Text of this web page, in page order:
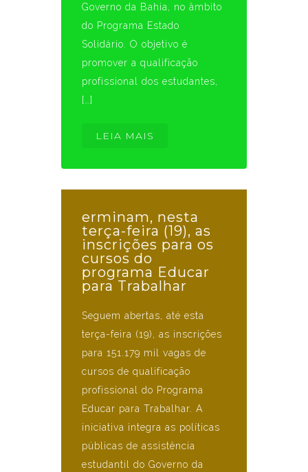
Governo da Bahia, no âmbito
do Programa Estado
Solidário. O objetivo é
promover a qualificação
profissional dos estudantes,
[…]
LEIA MAIS
erminam, nesta
terça-feira (19), as
inscrições para os
cursos do
programa Educar
para Trabalhar
Seguem abertas, até esta
terça-feira (19), as inscrições
para 151.179 mil vagas de
cursos de qualificação
profissional do Programa
Educar para Trabalhar. A
iniciativa integra as políticas
públicas de assistência
estudantil do Governo da